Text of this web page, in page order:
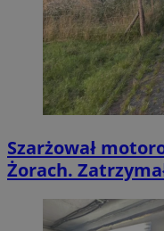
Szarżował
Żorach.